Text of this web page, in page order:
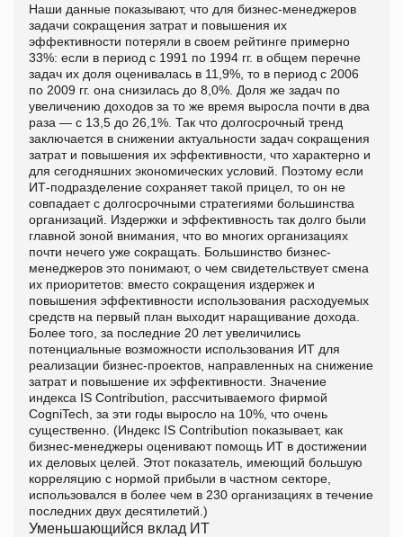
Наши данные показывают, что для бизнес-менеджеров
задачи сокращения затрат и повышения их
эффективности потеряли в своем рейтинге примерно
33%: если в период с 1991 по 1994 гг. в общем перечне
задач их доля оценивалась в 11,9%, то в период с 2006
по 2009 гг. она снизилась до 8,0%. Доля же задач по
увеличению доходов за то же время выросла почти в два
раза — с 13,5 до 26,1%. Так что долгосрочный тренд
заключается в снижении актуальности задач сокращения
затрат и повышения их эффективности, что характерно и
для сегодняшних экономических условий. Поэтому если
ИТ-подразделение сохраняет такой прицел, то он не
совпадает с долгосрочными стратегиями большинства
организаций. Издержки и эффективность так долго были
главной зоной внимания, что во многих организациях
почти нечего уже сокращать. Большинство бизнес-
менеджеров это понимают, о чем свидетельствует смена
их приоритетов: вместо сокращения издержек и
повышения эффективности использования расходуемых
средств на первый план выходит наращивание дохода.
Более того, за последние 20 лет увеличились
потенциальные возможности использования ИТ для
реализации бизнес-проектов, направленных на снижение
затрат и повышение их эффективности. Значение
индекса IS Contribution, рассчитываемого фирмой
CogniTech, за эти годы выросло на 10%, что очень
существенно. (Индекс IS Contribution показывает, как
бизнес-менеджеры оценивают помощь ИТ в достижении
их деловых целей. Этот показатель, имеющий большую
корреляцию с нормой прибыли в частном секторе,
использовался в более чем в 230 организациях в течение
последних двух десятилетий.)
Уменьшающийся вклад ИТ